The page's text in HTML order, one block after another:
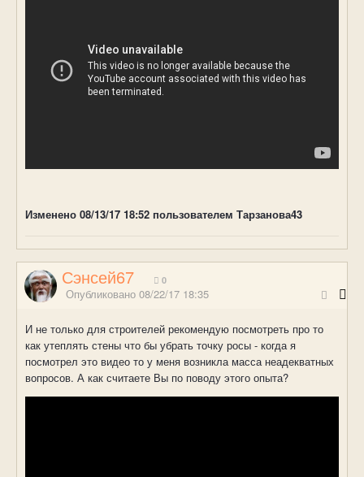
Изменено 08/13/17 18:52 пользователем Тарзанова43
Сэнсей67 0
Опубликовано 08/22/17 18:35
И не только для строителей рекомендую посмотреть про то
как утеплять стены что бы убрать точку росы - когда я
посмотрел это видео то у меня возникла масса неадекватных
вопросов. А как считаете Вы по поводу этого опыта?